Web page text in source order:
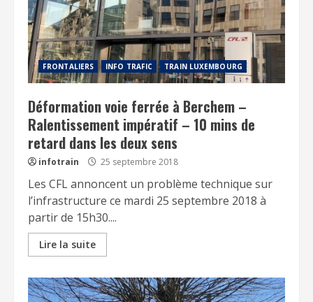
FRONTALIERS INFO TRAFIC TRAIN LUXEMBOURG
Déformation voie ferrée à Berchem –
Ralentissement impératif – 10 mins de
retard dans les deux sens
infotrain 25 septembre 2018
Les CFL annoncent un problème technique sur
l’infrastructure ce mardi 25 septembre 2018 à
partir de 15h30....
Lire la suite